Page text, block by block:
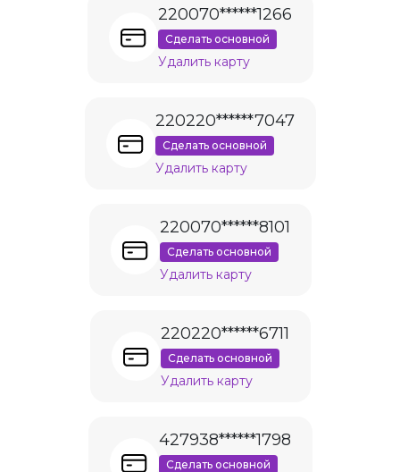
220070******1266
Сделать основной
Удалить карту
220220******7047
Сделать основной
Удалить карту
220070******8101
Сделать основной
Удалить карту
220220******6711
Сделать основной
Удалить карту
427938******1798
Сделать основной